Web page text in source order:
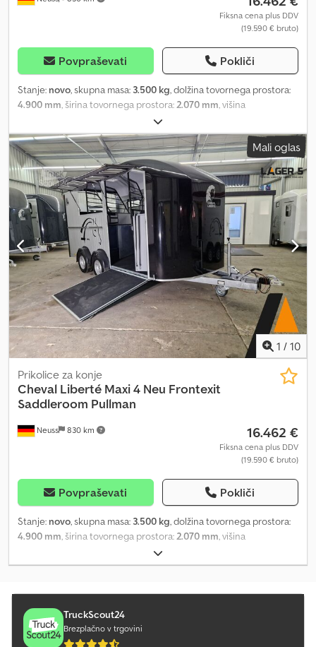
Fiksna cena plus DDV
(19.590 € bruto)
Povpraševati Pokliči
Stanje: novo, skupna masa: 3.500 kg, dolžina tovornega prostora:
4.900 mm, širina tovornega prostora:2.070 mm, višina
2.300 mm, Neposredna prodaja iz Neussa /
Düsseldorfa Termini za nakup po predhodnem telefonskem
dogovoru Djdpfjy Ub Hbjx Akgokr Pokličite Neuss (0)2131 595 4218
Enostavna in zanesljiva izvedba zagotovljena! Maxi 4 nov na voljo v
različnih barvah Začnite zdaj. COC dokument vse vključeno Cena
iz zaloge Neuss vse vključeno Dostava pri predplačilu že od 199,-
evrov možna Prodaja novega blaga samo na lokaciji! Slike so
primerne in lahko prikazujejo posebno opremo. Pridržujemo si
pravico do napake, sprememb in vmesne prodaje. zaloga 21-26 wm
k
Mali oglas
1 / 10
Neuss 830 km
Prikolice za konje
Cheval Liberté Maxi 4 Neu Frontexit
Saddleroom Pullman
16.462 €
Fiksna cena plus DDV
(19.590 € bruto)
Povpraševati Pokliči
Stanje: novo, skupna masa: 3.500 kg, dolžina tovornega prostora:
4.900 mm , širina tovornega prostora: 2.070 mm , višina
2.300 mm, Neposredna prodaja iz Neuss /
Düsseldorf Termini za nakup po telefonskem dogovoru Pokličite
zanesljiva izvedba zagotovljena! Maxi 4 nov na voljo v različnih
barvah Začnite zdaj. COC dokument vse vključeno Cena iz
skladišča Neuss vse vključeno Dostava ob predplačilu možna že
od 199,- evrov Prodaja novega blaga samo na lokaciji! Slike so
TruckScout24
Brezplačno v trgovini